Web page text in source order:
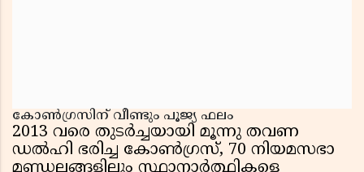
കോൺഗ്രസിന് വീണ്ടും പൂജ്യ ഫലം
2013 വരെ തുടർച്ചയായി മൂന്നു തവണ
ഡൽഹി ഭരിച്ച കോൺഗ്രസ്, 70 നിയമസഭാ